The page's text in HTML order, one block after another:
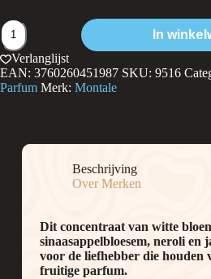
Montale
Pure
gold
aantal
In
Verlanglijst
EAN: 3760260451987 SKU: 9516
Parfum Merk: Montale
Beschrijving
Over Merken
Dit concentraat van witte
sinaasappelbloesem, neroli en
voor de liefhebber die houden
fruitige parfum.